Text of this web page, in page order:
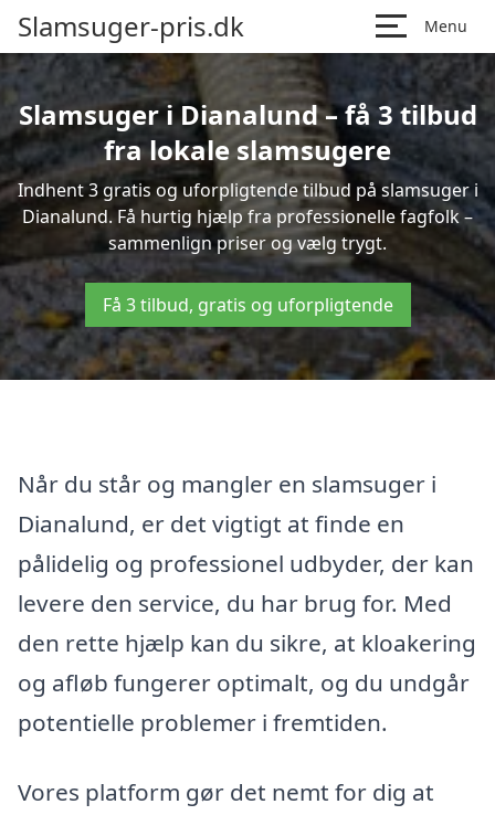
Slamsuger-pris.dk Menu
Slamsuger i Dianalund – få 3 tilbud
fra lokale slamsugere
Indhent 3 gratis og uforpligtende tilbud på slamsuger i
Dianalund. Få hurtig hjælp fra professionelle fagfolk –
sammenlign priser og vælg trygt.
Få 3 tilbud, gratis og uforpligtende
Når du står og mangler en slamsuger i
Dianalund, er det vigtigt at finde en
pålidelig og professionel udbyder, der kan
levere den service, du har brug for. Med
den rette hjælp kan du sikre, at kloakering
og afløb fungerer optimalt, og du undgår
potentielle problemer i fremtiden.
Vores platform gør det nemt for dig at